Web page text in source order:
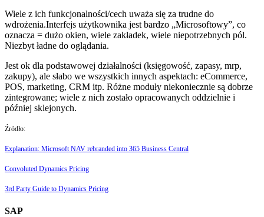
Wiele z ich funkcjonalności/cech uważa się za trudne do
wdrożenia.Interfejs użytkownika jest bardzo „Microsoftowy”, co
oznacza = dużo okien, wiele zakładek, wiele niepotrzebnych pól.
Niezbyt ładne do oglądania.
Jest ok dla podstawowej działalności (księgowość, zapasy, mrp,
zakupy), ale słabo we wszystkich innych aspektach: eCommerce,
POS, marketing, CRM itp. Różne moduły niekoniecznie są dobrze
zintegrowane; wiele z nich zostało opracowanych oddzielnie i
później sklejonych.
Źródło:
Explanation: Microsoft NAV rebranded into 365 Business Central
Convoluted Dynamics Pricing
3rd Party Guide to Dynamics Pricing
SAP